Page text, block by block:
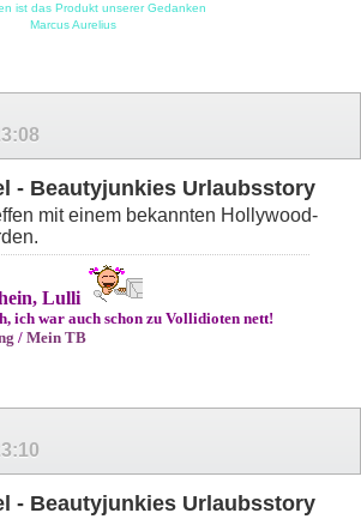
ist das Produkt unserer Gedanken
Marcus Aurelius
- Beautyjunkies Urlaubsstory
mit einem bekannten Hollywood-
Lulli
ich war auch schon zu Vollidioten nett!
/ Mein TB
- Beautyjunkies Urlaubsstory